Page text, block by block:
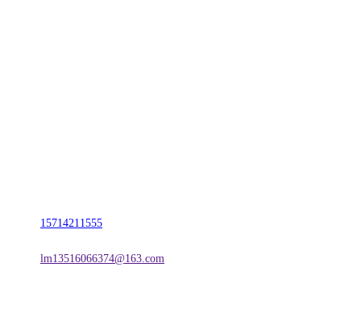
15714211555
lm13516066374@163.com